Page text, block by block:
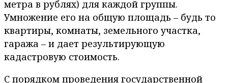
метра в рублях) для каждой группы.
Умножение его на общую площадь – будь то
квартиры, комнаты, земельного участка,
гаража – и дает результирующую
кадастровую стоимость.
С порядком проведения государственной